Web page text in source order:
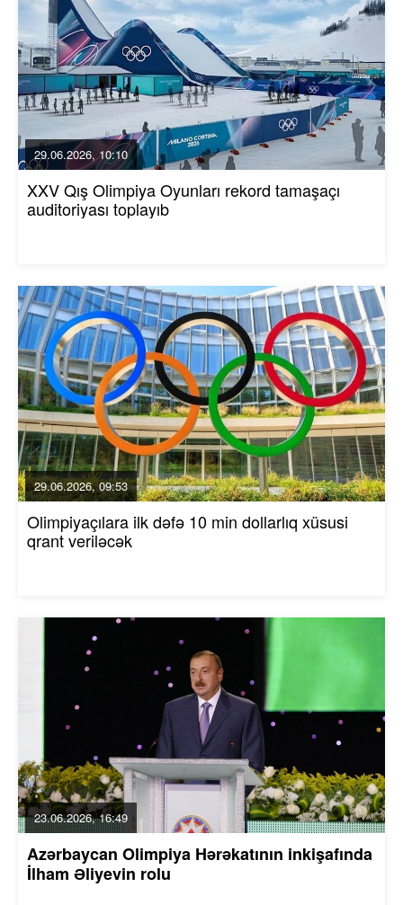
29.06.2026, 10:10
XXV Qış Olimpiya Oyunları rekord tamaşaçı
auditoriyası toplayıb
29.06.2026, 09:53
Olimpiyaçılara ilk dəfə 10 min dollarlıq xüsusi
qrant veriləcək
23.06.2026, 16:49
Azərbaycan Olimpiya Hərəkatının inkişafında
İlham Əliyevin rolu